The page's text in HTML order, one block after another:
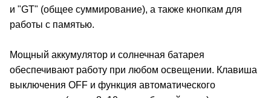
и "GT" (общее суммирование), а также кнопкам для
работы с памятью.
Мощный аккумулятор и солнечная батарея
обеспечивают работу при любом освещении. Клавиша
выключения OFF и функция автоматического